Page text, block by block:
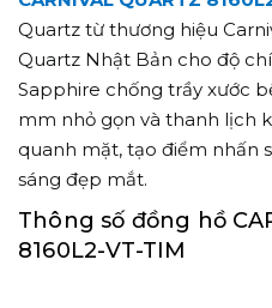
Quartz từ thương hiệu
Quartz Nhật Bản cho độ
Sapphire chống trầy xước
mm nhỏ gọn và thanh lịch
quanh mặt, tạo điểm nhấn
sáng đẹp mắt.
Thông số đồng hồ
8160L2-VT-TIM